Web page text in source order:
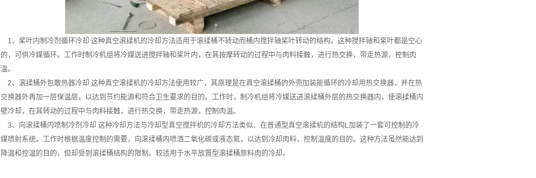
1、桨叶内制冷剂循环冷却 这种真空滚揉机的冷却方法适用于滚揉桶不转动而桶内搅拌轴桨叶转动的结构。这种搅拌轴和桨叶都是空心
的，可供冷媒循环。工作时制冷机组将冷媒送进搅拌轴和桨叶内，在其按摩转动的过程中与肉料接触，进行热交换，带走热源，控制肉
温。
2、滚揉桶外包散热器冷却 这种真空滚揉机的冷却方法使用较广，其原理是在真空滚揉桶的外壳加装能循环的冷却用热交换器，并在热
交换器外再加一层保温层，以达到节约能源和符合卫生要求的目的。工作时，制冷机组将冷媒送进滚揉桶外层的热交换器内，使滚揉桶内
壁冷却，在其转动的过程中与肉料接触，进行热交换，带走热源，控制肉温。
3、向滚揉桶内喷制冷剂冷却 这种冷却方法与冷却型真空搅拌机的冷却方法类似．在普通型真空滚揉机的结构L加装了一套可控制的冷
媒喷射系统。工作时根据温度控制的需要，向滚揉桶内喷洒二氧化碳或液态氮，以达到冷却肉料，控制温度的目的。这种方法虽然能达到
降温和控温的目的，但却受到滚揉桶结构的限制。较适用于水平放置型滚揉桶原料肉的冷却。